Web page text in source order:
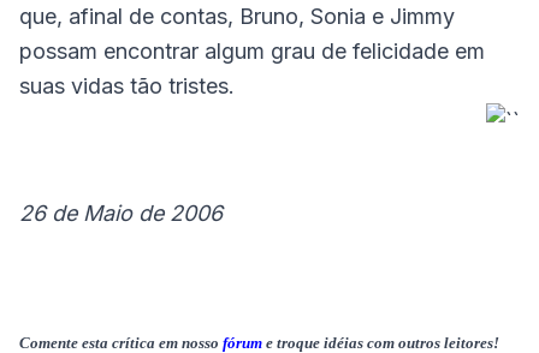
que, afinal de contas, Bruno, Sonia e Jimmy
possam encontrar algum grau de felicidade em
suas vidas tão tristes.
26 de Maio de 2006
Comente esta crítica em nosso fórum e troque idéias com outros leitores!